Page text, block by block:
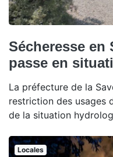
Sécheresse en
passe en
La préfecture de la
restriction des usages
de la situation
Locales